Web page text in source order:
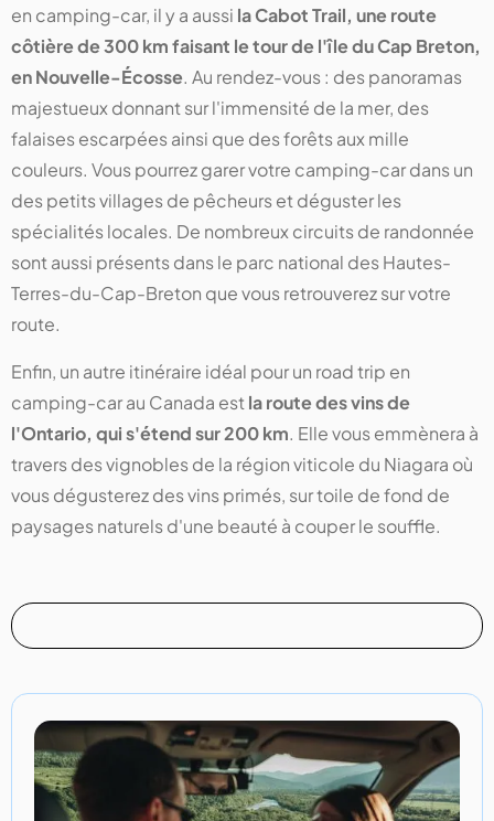
en camping-car, il y a aussi la Cabot Trail, une route
côtière de 300 km faisant le tour de l'île du Cap Breton,
en Nouvelle-Écosse. Au rendez-vous : des panoramas
majestueux donnant sur l'immensité de la mer, des
falaises escarpées ainsi que des forêts aux mille
couleurs. Vous pourrez garer votre camping-car dans un
des petits villages de pêcheurs et déguster les
spécialités locales. De nombreux circuits de randonnée
sont aussi présents dans le parc national des Hautes-
Terres-du-Cap-Breton que vous retrouverez sur votre
route.
Enfin, un autre itinéraire idéal pour un road trip en
camping-car au Canada estla route des vins de
l'Ontario, qui s'étend sur 200 km. Elle vous emmènera à
travers des vignobles de la région viticole du Niagara où
vous dégusterez des vins primés, sur toile de fond de
paysages naturels d'une beauté à couper le souffle.